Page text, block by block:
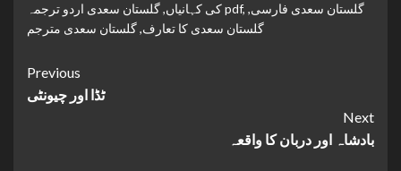
کی کہانیاں, گلستان سعدی اردو ترجمہ pdf, گلستان سعدی فارسی,
گلستان سعدی کا تعارف,گلستان سعدی مترجم
Continue
Reading
Previous
ٹڈا اور چیونٹی
Next
بادشاہ اور دربان کا واقعہ